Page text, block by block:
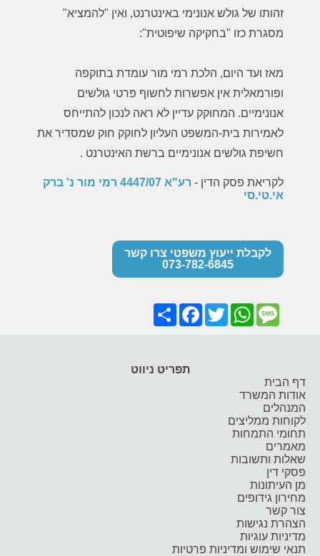
זהותו של גולש אנונימי באינטרנט, ואין "להמציא"
מסגרת כזו "בחקיקה שיפוטית":
מאז ועד היום, הלכת רמי מור עומדת בתוקפה
ופורמאלית אין אפשרות לחשוף פרטי גולשים
אנונימיים. המחוקק עדיין לא ראה לנכון להתייחס
לאמירות בית-המשפט העליון לחוקק חוק שמסדיר את
חשיפת גולשים אנונימיים ברשת האינטרנט .
לקריאת פסק הדין -
רע"א 4447/07 רמי מור נ' ברק
אי.טי.סי
לקבלת ייעוץ משפטי צרו קשר
073-782-6845
Share
FacebookTwitter
WhatsAppMessage
תפריט ניווט
דף הבית
אודות המשרד
המנהלים
לקוחות ממליצים
תחומי התמחות
מאמרים
שאלות ותשובות
פסקי דין
מן העיתונות
מחירון גידופים
צור קשר
הצהרת נגישות
מדיניות עוגיות
תנאי שימוש ומדיניות פרטיות